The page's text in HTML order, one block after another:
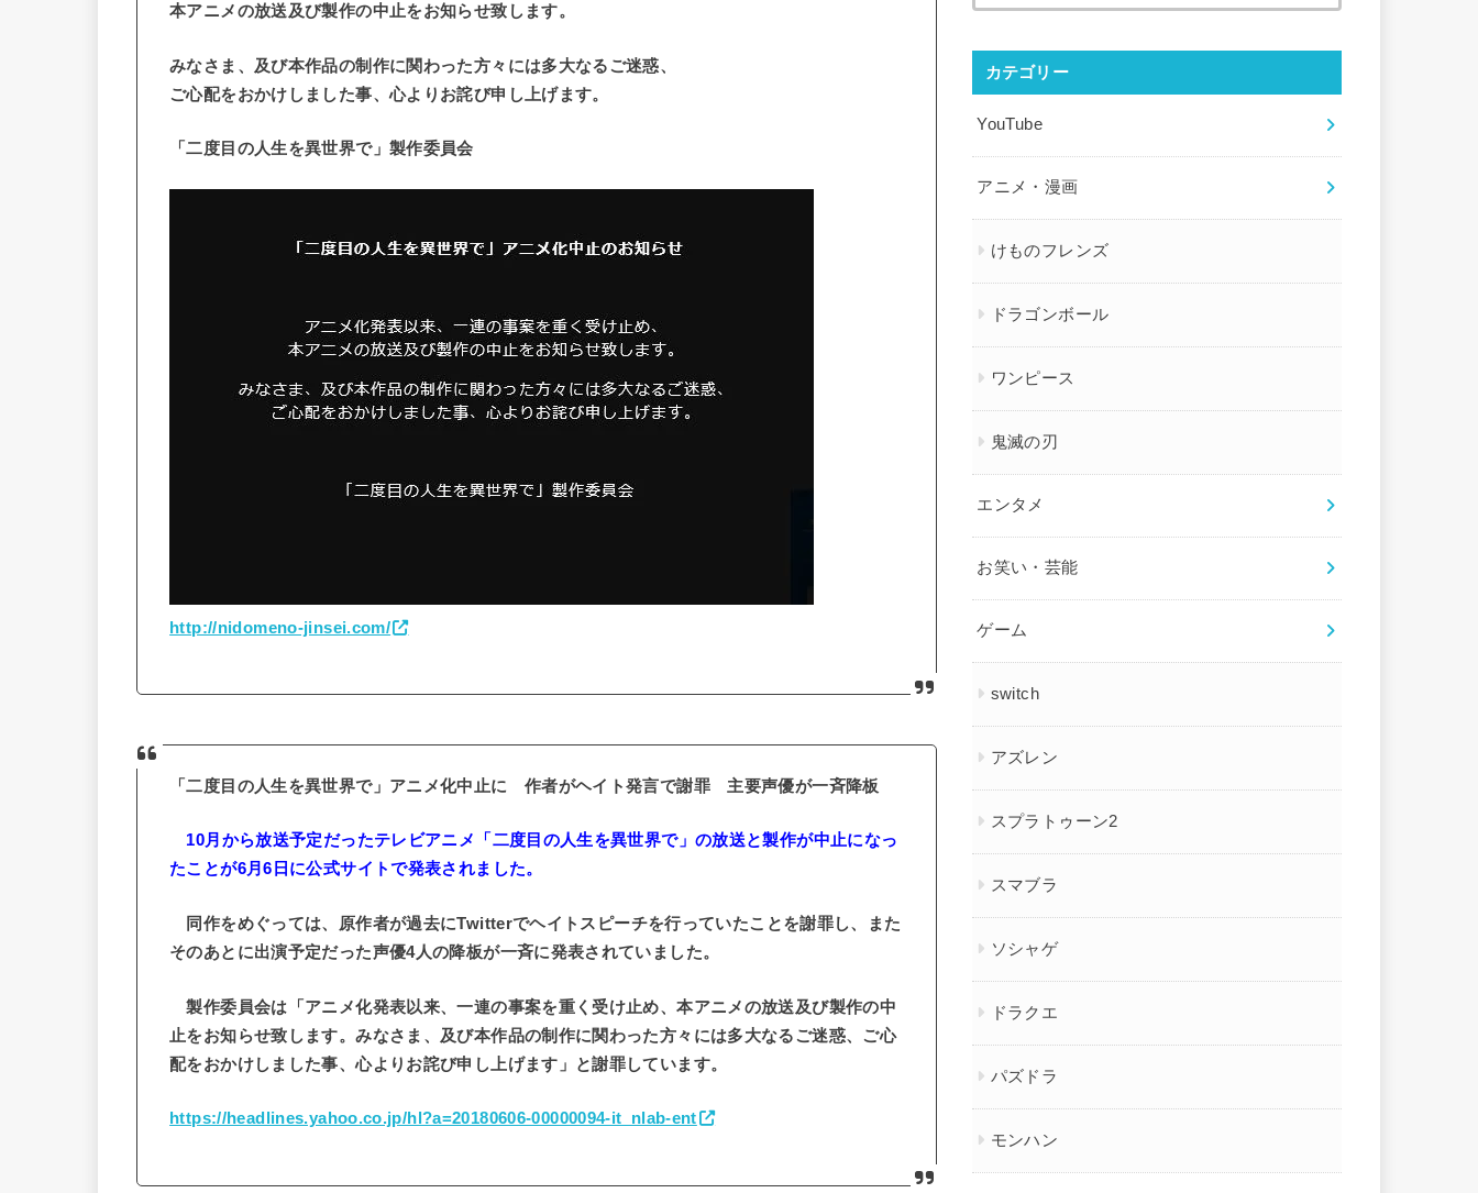
本アニメの放送及び製作の中止をお知らせ致します。
みなさま、及び本作品の制作に関わった方々には多大なるご迷惑、
ご心配をおかけしました事、心よりお詫び申し上げます。
「二度目の人生を異世界で」製作委員会
http://nidomeno-jinsei.com/
「二度目の人生を異世界で」アニメ化中止に 作者がヘイト発言で謝罪 主要声優が一斉降板
10月から放送予定だったテレビアニメ「二度目の人生を異世界で」の放送と製作が中止になっ
たことが6月6日に公式サイトで発表されました。
同作をめぐっては、原作者が過去にTwitterでヘイトスピーチを行っていたことを謝罪し、また
そのあとに出演予定だった声優4人の降板が一斉に発表されていました。
製作委員会は「アニメ化発表以来、一連の事案を重く受け止め、本アニメの放送及び製作の中
止をお知らせ致します。みなさま、及び本作品の制作に関わった方々には多大なるご迷惑、ご心
配をおかけしました事、心よりお詫び申し上げます」と謝罪しています。
https://headlines.yahoo.co.jp/hl?a=20180606-00000094-it_nlab-ent
カテゴリー
YouTube
アニメ・漫画
けものフレンズ
ドラゴンボール
ワンピース
鬼滅の刃
エンタメ
お笑い・芸能
ゲーム
switch
アズレン
スプラトゥーン2
スマブラ
ソシャゲ
ドラクエ
パズドラ
モンハン